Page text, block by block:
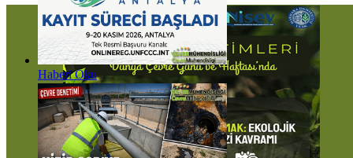
Haberi Oku